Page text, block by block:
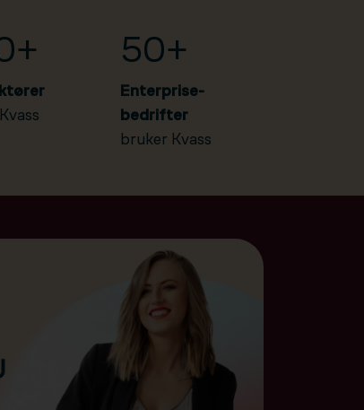
50+
Enterprise-
bedrifter
bruker Kvass